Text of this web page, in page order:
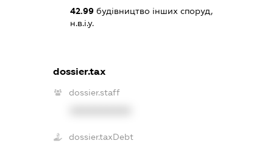
42.99 будівництво інших споруд,
н.в.і.у.
dossier.tax
dossier.staff
dossier.taxDebt